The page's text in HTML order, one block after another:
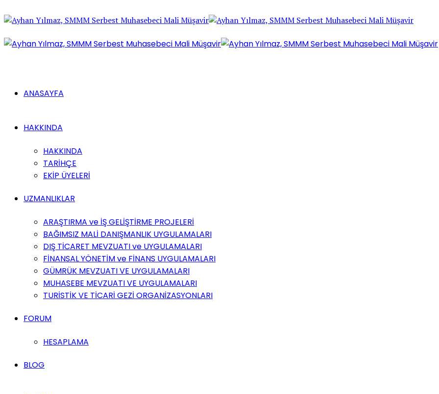
ANASAYFA
HAKKINDA
HAKKINDA
TARİHÇE
EKİP ÜYELERİ
UZMANLIKLAR
ARAŞTIRMA ve İŞ GELİŞTİRME PROJELERİ
BAĞIMSIZ MALİ DANIŞMANLIK UYGULAMALARI
DIŞ TİCARET MEVZUATI ve UYGULAMALARI
FİNANSAL YÖNETİM ve FİNANS UYGULAMALARI
GÜMRÜK MEVZUATI VE UYGULAMALARI
MUHASEBE MEVZUATI VE UYGULAMALARI
TURİSTİK VE TİCARİ GEZİ ORGANİZASYONLARI
FORUM
HESAPLAMA
BLOG